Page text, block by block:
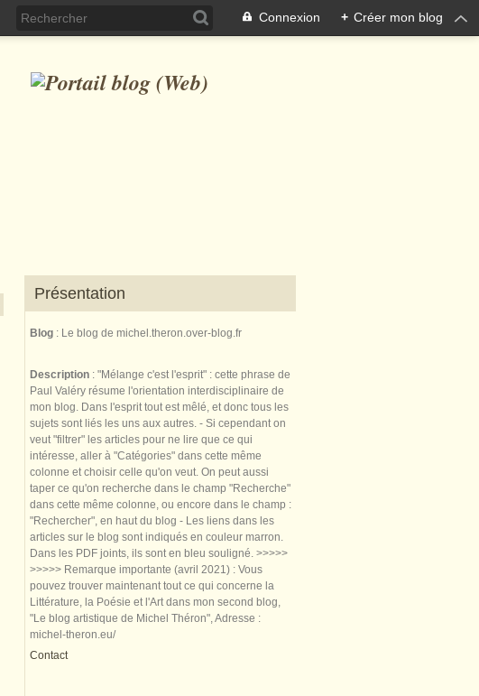
Connexion + Créer mon blog
Présentation
Blog : Le blog de michel.theron.over-blog.fr
Description : "Mélange c'est l'esprit" : cette phrase de
Paul Valéry résume l'orientation interdisciplinaire de
mon blog. Dans l'esprit tout est mêlé, et donc tous les
sujets sont liés les uns aux autres. - Si cependant on
veut "filtrer" les articles pour ne lire que ce qui
intéresse, aller à "Catégories" dans cette même
colonne et choisir celle qu'on veut. On peut aussi
taper ce qu'on recherche dans le champ "Recherche"
dans cette même colonne, ou encore dans le champ :
"Rechercher", en haut du blog - Les liens dans les
articles sur le blog sont indiqués en couleur marron.
Dans les PDF joints, ils sont en bleu souligné. >>>>>
>>>>> Remarque importante (avril 2021) : Vous
pouvez trouver maintenant tout ce qui concerne la
Littérature, la Poésie et l'Art dans mon second blog,
"Le blog artistique de Michel Théron", Adresse :
michel-theron.eu/
Contact